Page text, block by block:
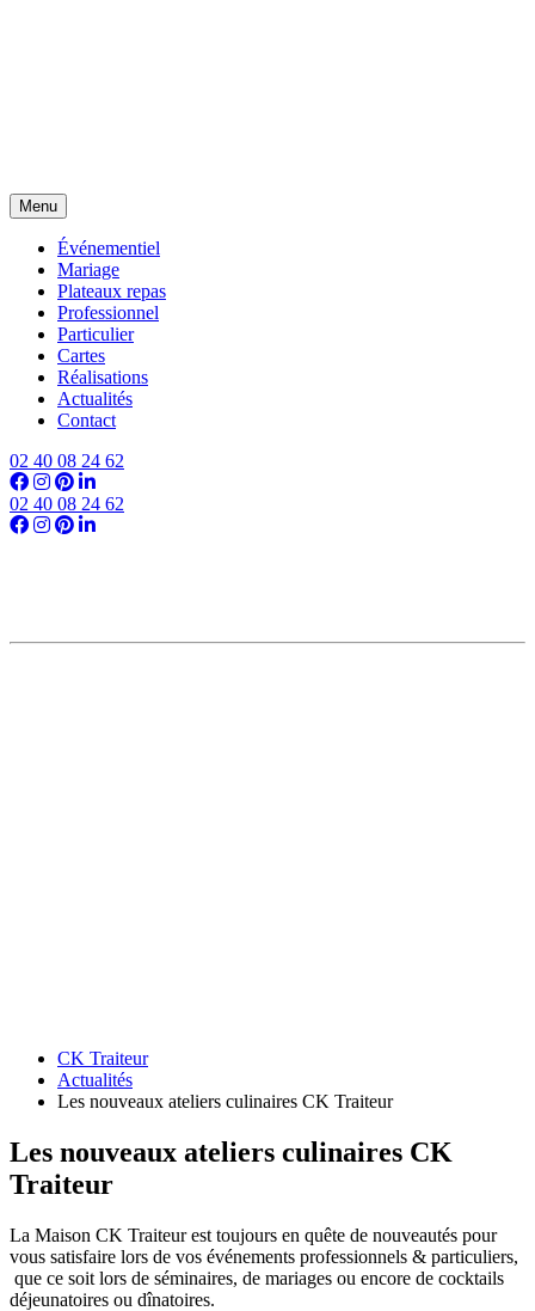
Menu
Événementiel
Mariage
Plateaux repas
Professionnel
Particulier
Cartes
Réalisations
Actualités
Contact
02 40 08 24 62
02 40 08 24 62
CK Traiteur
Actualités
Les nouveaux ateliers culinaires CK Traiteur
Les nouveaux ateliers culinaires CK
Traiteur
La Maison CK Traiteur est toujours en quête de nouveautés pour
vous satisfaire lors de vos événements professionnels & particuliers,
que ce soit lors de séminaires, de mariages ou encore de cocktails
déjeunatoires ou dînatoires.